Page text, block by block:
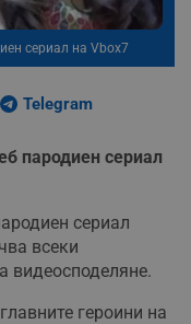
сериал на Vbox7
Telegram
пародиен сериал
сериал
всеки
видеосподеляне.
героини на